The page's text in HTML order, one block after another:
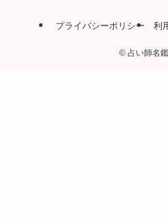
プライバシーポリシー 利
©占い師名